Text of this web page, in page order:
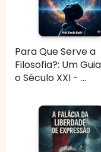
Para Que Serve a
Filosofia?: Um
o Século XXI - ...